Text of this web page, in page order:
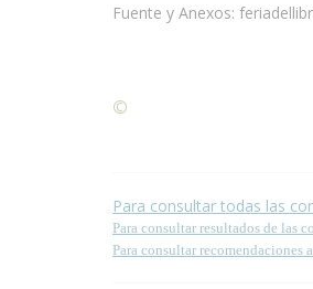
Fuente y Anexos:
©
Para consultar todas las
Para consultar resultados de las
Para consultar recomendaciones